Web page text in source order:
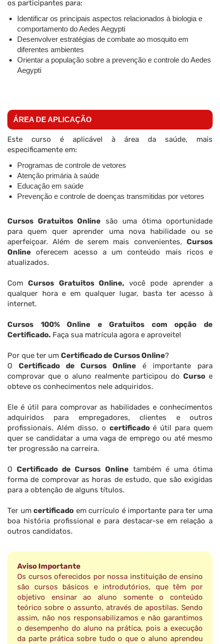
os participantes para:
Identificar os principais aspectos relacionados à biologia e
comportamento do Aedes Aegypti
Desenvolver estratégias de combate ao mosquito em
diferentes ambientes
Orientar a população sobre a prevenção e controle do Aedes
Aegypti
ÁREA DE APLICAÇÃO
Este curso é aplicável à área da saúde, mais
especificamente em:
Programas de controle de vetores
Atenção primária à saúde
Educação em saúde
Prevenção e controle de doenças transmitidas por vetores
Cursos Gratuitos Online são uma ótima oportunidade
para quem quer aprender uma nova habilidade ou se
aperfeiçoar. Além de serem mais convenientes, Cursos
Online oferecem acesso a um conteúdo mais ricos e
atualizados.
ComCursos Gratuitos Online,você pode aprender a
qualquer hora e em qualquer lugar, basta ter acesso à
internet.
Cursos 100% Online e Gratuitos com opção de
Certificado. Faça sua matrícula agora e aproveite!
Por que ter um Certificado de Cursos Online?
O Certificado de Cursos Online é importante para
comprovar que o aluno realmente participou doCurso e
obteve os conhecimentos nele adquiridos.
Ele é útil para comprovar as habilidades e conhecimentos
adquiridos para empregadores, clientes e outros
profissionais. Além disso, o certificadoé útil para quem
quer se candidatar a uma vaga de emprego ou até mesmo
ter progressão na carreira.
OCertificado de Cursos Onlinetambém é uma ótima
forma de comprovar as horas de estudo, que são exigidas
para a obtenção de alguns títulos.
Ter umcertificado em currículo é importante para ter uma
boa história profissional e para destacar-se em relação a
outros candidatos.
Aviso Importante
Os cursos oferecidos por nossa instituição de ensino
são cursos básicos e introdutórios, que têm por
objetivo ensinar ao aluno somente o conteúdo
teórico sobre o assunto, através de apostilas. Sendo
assim, não nos responsabilizamos e não garantimos
o desempenho do aluno na prática, pois a execução
da parte prática sobre tudo o que o aluno aprendeu